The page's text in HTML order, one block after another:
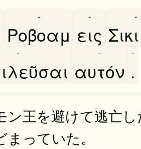
Ροβοαμ
-
εις
- -
-
αυτόν
-
.
-
王を避けて逃亡
っていた。